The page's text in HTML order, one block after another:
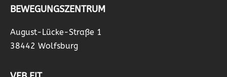
BEWEGUNGSZENTRUM
August-Lücke-Straße 1
38442 Wolfsburg